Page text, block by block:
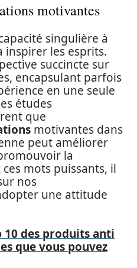
motivantes
singulière à
les esprits.
succincte sur
encapsulant parfois
en une seule
études
que
motivantes dans
peut améliorer
la
mots puissants, il
nos
une attitude
10 des produits anti
que vous pouvez